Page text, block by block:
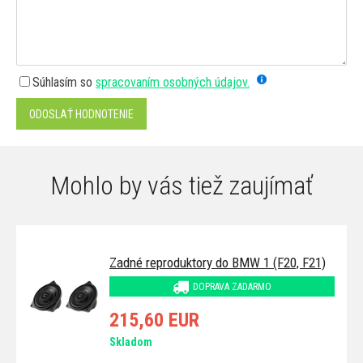
Súhlasím so spracovaním osobných údajov.
ODOSLAŤ HODNOTENIE
Mohlo by vás tiež zaujímať
Zadné reproduktory do BMW 1 (F20, F21)
DOPRAVA ZADARMO
215,60 EUR
Skladom